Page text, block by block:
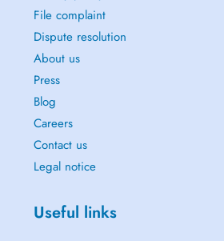
File complaint
Dispute resolution
About us
Press
Blog
Careers
Contact us
Legal notice
Useful links